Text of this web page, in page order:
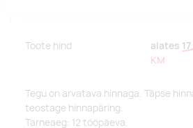
Toote hind alates
KM
Tegu on arvatava hinnaga. Täpse
teostage hinnapäring.
Tarneaeg: 12 tööpäeva.